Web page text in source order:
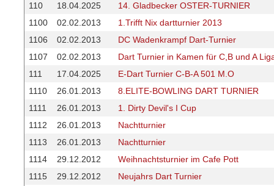
110 18.04.2025
14. Gladbecker OSTER-TURNIER
1100
02.02.2013
1.Trifft Nix dartturnier 2013
1106
02.02.2013
DC Wadenkrampf Dart-Turnier
1107
02.02.2013
Dart Turnier in Kamen für C,B und A
111
17.04.2025
E-Dart Turnier C-B-A 501 M.O
1110
26.01.2013
8.ELITE-BOWLING DART TURNIER
1111
26.01.2013
1. Dirty Devil's I Cup
1112
26.01.2013
Nachtturnier
1113
26.01.2013
Nachtturnier
1114
29.12.2012
Weihnachtsturnier im Cafe Pott
1115
29.12.2012
Neujahrs Dart Turnier